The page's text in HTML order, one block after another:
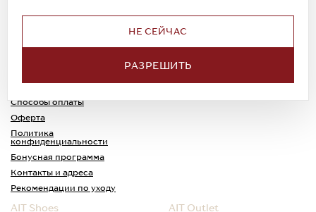
НЕ СЕЙЧАС
РАЗРЕШИТЬ
© 2023. AIT Shoes
Все права защищены
Доставка
Способы оплаты
Оферта
Политика
конфиденциальности
Обмен и возврат
Каспи-Ред
Бонусная программа
Контакты и адреса
Рекомендации по уходу
AIT Shoes AIT Outlet